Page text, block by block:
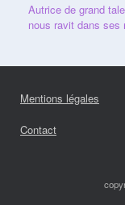
Autrice de grand
nous ravit dans
Mentions légales
Contact